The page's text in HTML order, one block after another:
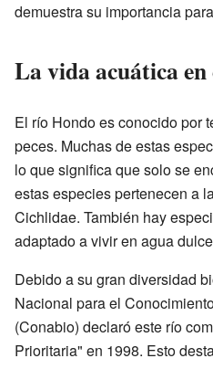
demuestra su importancia
La vida acuática
El río Hondo es conocido por
peces. Muchas de estas
lo que significa que solo se
estas especies pertenecen a
Cichlidae. También hay
adaptado a vivir en agua
Debido a su gran diversidad
Nacional para el
(Conabio) declaró este río
Prioritaria" en 1998. Esto